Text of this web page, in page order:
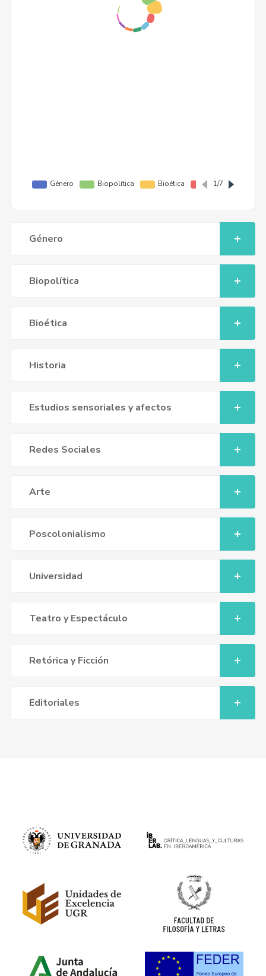
Género
Biopolítica
Bioética
Historia
Estudios sensoriales y afectos
Redes Sociales
Arte
Poscolonialismo
Universidad
Teatro y Espectáculo
Retórica y Ficción
Editoriales